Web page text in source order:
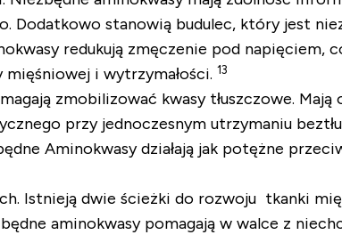
Dodatkowo stanowią budulec, który jest
redukują zmęczenie pod napięciem,
mięśniowej i wytrzymałości. 13
zmobilizować kwasy tłuszczowe.
przy jednoczesnym utrzymaniu
Aminokwasy działają jak potężne
Istnieją dwie ścieżki do rozwoju tkanki
aminokwasy pomagają w walce z